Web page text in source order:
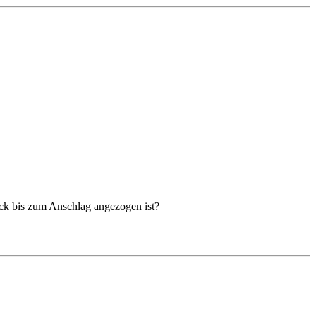
bis zum Anschlag angezogen ist?